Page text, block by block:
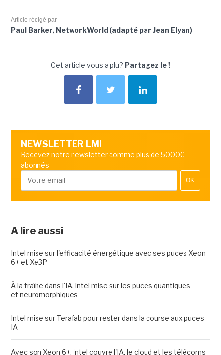
Article rédigé par
Paul Barker, NetworkWorld (adapté par Jean Elyan)
Cet article vous a plu? Partagez le !
NEWSLETTER LMI
Recevez notre newsletter comme plus de 50000
abonnés
OK
A lire aussi
Intel mise sur l'efficacité énergétique avec ses puces Xeon
6+ et Xe3P
À la traîne dans l'IA, Intel mise sur les puces quantiques
et neuromorphiques
Intel mise sur Terafab pour rester dans la course aux puces
IA
Avec son Xeon 6+, Intel couvre l'IA, le cloud et les télécoms